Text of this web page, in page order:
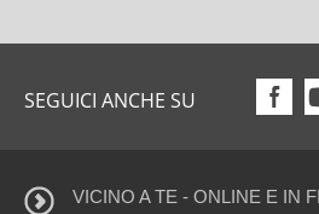
SEGUICI ANCHE SU
VICINO A TE - ONLINE E IN